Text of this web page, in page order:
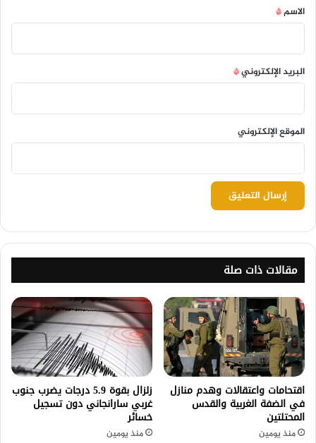
*
الاسم*
البريد الإلكتروني*
الموقع الإلكتروني
مقالات ذات صلة
اقتحامات واعتقالات وهدم منازل
في الضفة الغربية والقدس
المحتلتين
منذ يومين
زلزال بقوة 5.9 درجات يضرب جنوب
غربي سارانجاني دون تسجيل
خسائر
منذ يومين